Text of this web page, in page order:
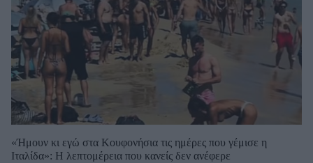
«Ήμουν κι εγώ στα Κουφονήσια τις ημέρες που γέμισε η
Ιταλίδα»: Η λεπτομέρεια που κανείς δεν ανέφερε